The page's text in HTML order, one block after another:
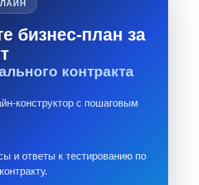
бизнес-план за
контракта
конструктор с пошаговым
и ответы к тестированию по